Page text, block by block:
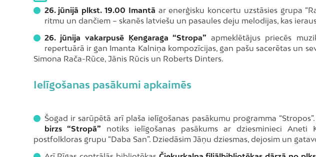
26. jūnijā plkst. 19.00 Imantā ar enerģisku koncertu uzstāsies grupa
ritmu un dančiem – skanēs latviešu un pasaules deju melodijas, kas
26. jūnija vakarpusē Ķengaraga “Stropa” apmeklētājus priecēs
repertuārā ir gan Imanta Kalniņa kompozīcijas, gan pašu sacerētas un
Simona Rača-Rūce, Jānis Rūcis un Roberts Dinters.
Ielīgošanas pasākumi apkaimēs
Šogad ir sarūpētā arī plaša ielīgošanas pasākumu programma “Stropos”.
birzs “Stropā” notiks ielīgošanas pasākums ar dziesminieci Aneti
postfolkloras grupu “Daba San”. Dziedāsim Jāņu dziesmas, dejosim un